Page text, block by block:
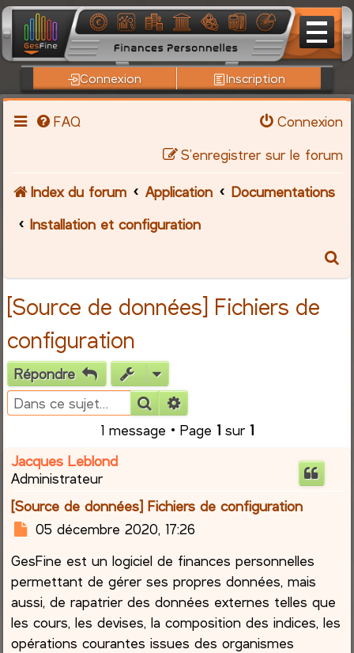
Connexion Inscription
FAQ
Connexion
S’enregistrer sur le forum
Index du forum Application
Documentations
Installation et configuration
[Source de données] Fichiers de
configuration
Répondre
Rechercher
1 message • Page 1 sur 1
Jacques Leblond
Administrateur
[Source de données] Fichiers de configuration
M
s
s
a
e
05 décembre 2020, 17:26
GesFine est un logiciel de finances personnelles
permettant de gérer ses propres données, mais
aussi, de rapatrier des données externes telles que
les cours, les devises, la composition des indices, les
opérations courantes issues des organismes